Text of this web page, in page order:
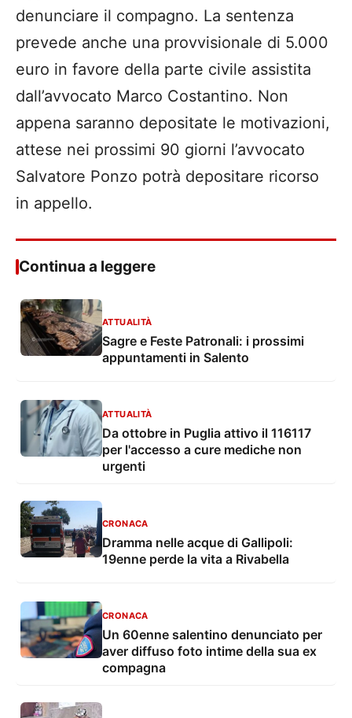
denunciare il compagno. La sentenza
prevede anche una provvisionale di 5.000
euro in favore della parte civile assistita
dall’avvocato Marco Costantino. Non
appena saranno depositate le motivazioni,
attese nei prossimi 90 giorni l’avvocato
Salvatore Ponzo potrà depositare ricorso
in appello.
Continua a leggere
ATTUALITÀ
Sagre e Feste Patronali: i prossimi
appuntamenti in Salento
ATTUALITÀ
Da ottobre in Puglia attivo il 116117
per l'accesso a cure mediche non
urgenti
CRONACA
Dramma nelle acque di Gallipoli:
19enne perde la vita a Rivabella
CRONACA
Un 60enne salentino denunciato per
aver diffuso foto intime della sua ex
compagna